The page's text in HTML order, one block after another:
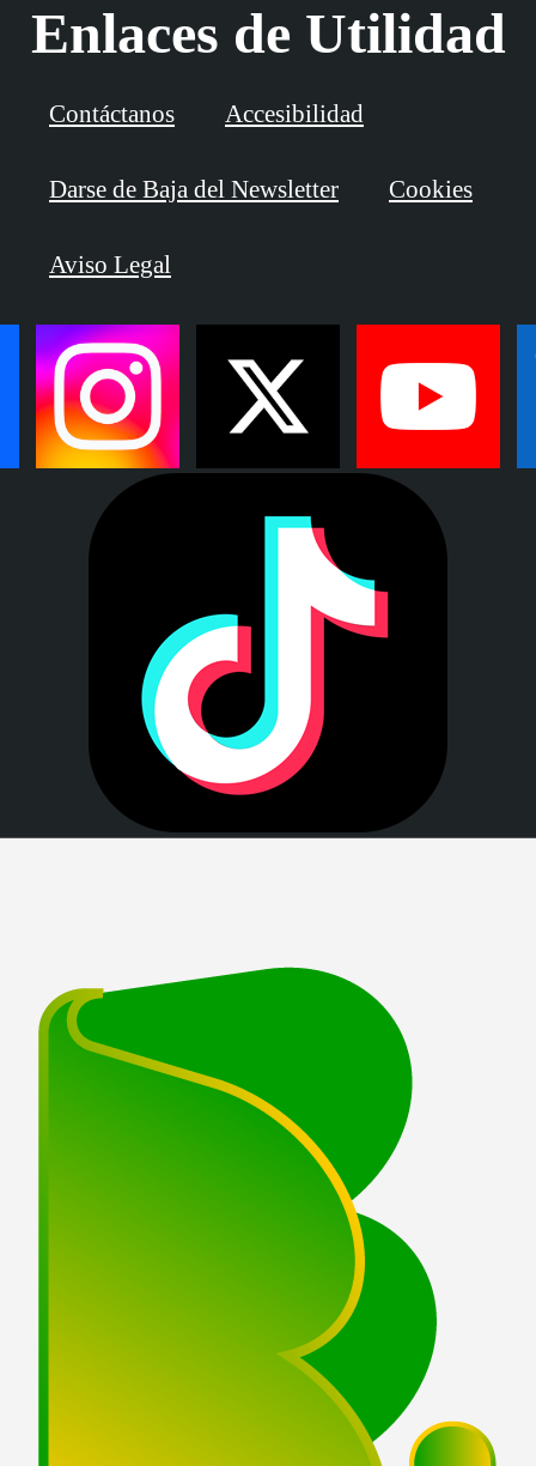
Enlaces de Utilidad
Contáctanos Accesibilidad
Darse de Baja del Newsletter Cookies
Aviso Legal